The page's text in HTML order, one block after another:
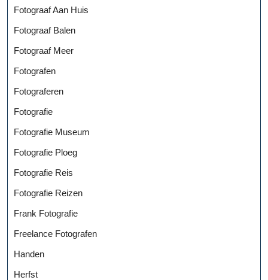
Fotograaf Aan Huis
Fotograaf Balen
Fotograaf Meer
Fotografen
Fotograferen
Fotografie
Fotografie Museum
Fotografie Ploeg
Fotografie Reis
Fotografie Reizen
Frank Fotografie
Freelance Fotografen
Handen
Herfst